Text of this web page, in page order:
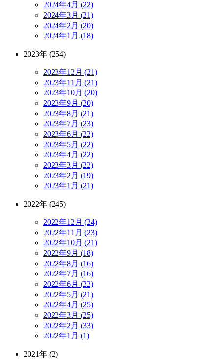
2024年4月 (22)
2024年3月 (21)
2024年2月 (20)
2024年1月 (18)
2023年 (254)
2023年12月 (21)
2023年11月 (21)
2023年10月 (20)
2023年9月 (20)
2023年8月 (21)
2023年7月 (23)
2023年6月 (22)
2023年5月 (22)
2023年4月 (22)
2023年3月 (22)
2023年2月 (19)
2023年1月 (21)
2022年 (245)
2022年12月 (24)
2022年11月 (23)
2022年10月 (21)
2022年9月 (18)
2022年8月 (16)
2022年7月 (16)
2022年6月 (22)
2022年5月 (21)
2022年4月 (25)
2022年3月 (25)
2022年2月 (33)
2022年1月 (1)
2021年 (2)